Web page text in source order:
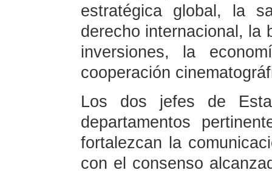
estratégica global, la
derecho internacional, la
inversiones, la
cooperación
Los dos jefes de
departamentos
fortalezcan la
con el consenso